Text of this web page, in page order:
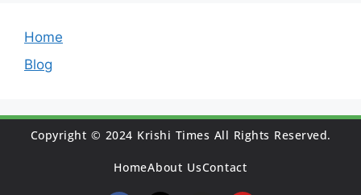
Home
Blog
Copyright © 2024 Krishi Times All Rights Reserved.
HomeAbout UsContact